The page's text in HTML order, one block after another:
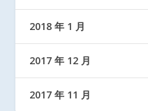
2018 年 1 月
2017 年 12 月
2017 年 11 月